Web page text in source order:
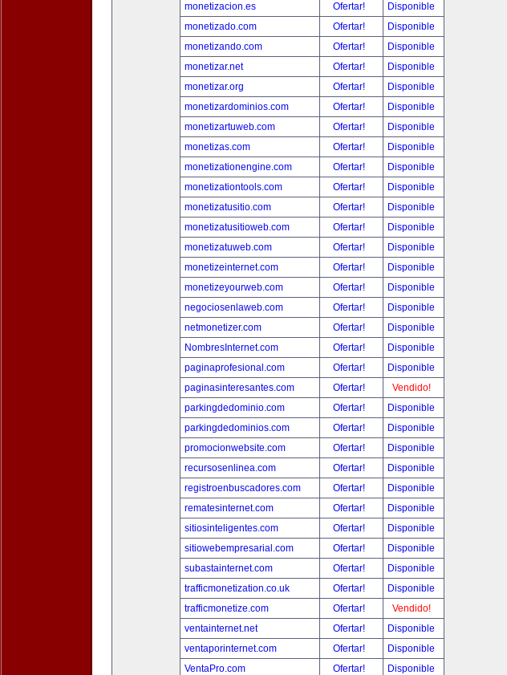
monetizacion.es
Ofertar!
Disponible
monetizado.com
Ofertar!
Disponible
monetizando.com
Ofertar!
Disponible
monetizar.net
Ofertar!
Disponible
monetizar.org
Ofertar!
Disponible
monetizardominios.com
Ofertar!
Disponible
monetizartuweb.com
Ofertar!
Disponible
monetizas.com
Ofertar!
Disponible
monetizationengine.com
Ofertar!
Disponible
monetizationtools.com
Ofertar!
Disponible
monetizatusitio.com
Ofertar!
Disponible
monetizatusitioweb.com
Ofertar!
Disponible
monetizatuweb.com
Ofertar!
Disponible
monetizeinternet.com
Ofertar!
Disponible
monetizeyourweb.com
Ofertar!
Disponible
negociosenlaweb.com
Ofertar!
Disponible
netmonetizer.com
Ofertar!
Disponible
NombresInternet.com
Ofertar!
Disponible
paginaprofesional.com
Ofertar!
Disponible
paginasinteresantes.com
Ofertar!
Vendido!
parkingdedominio.com
Ofertar!
Disponible
parkingdedominios.com
Ofertar!
Disponible
promocionwebsite.com
Ofertar!
Disponible
recursosenlinea.com
Ofertar!
Disponible
registroenbuscadores.com
Ofertar!
Disponible
rematesinternet.com
Ofertar!
Disponible
sitiosinteligentes.com
Ofertar!
Disponible
sitiowebempresarial.com
Ofertar!
Disponible
subastainternet.com
Ofertar!
Disponible
trafficmonetization.co.uk
Ofertar!
Disponible
trafficmonetize.com
Ofertar!
Vendido!
ventainternet.net
Ofertar!
Disponible
ventaporinternet.com
Ofertar!
Disponible
VentaPro.com
Ofertar!
Disponible